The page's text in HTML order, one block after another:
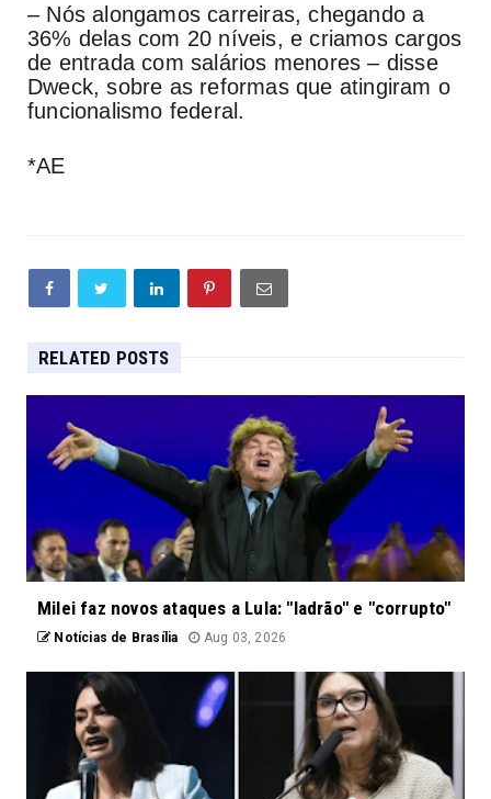
– Nós alongamos carreiras, chegando a
36% delas com 20 níveis, e criamos cargos
de entrada com salários menores – disse
Dweck, sobre as reformas que atingiram o
funcionalismo federal.
*AE
RELATED POSTS
Milei faz novos ataques a Lula: "ladrão" e "corrupto"
Notícias de Brasília Aug 03, 2026